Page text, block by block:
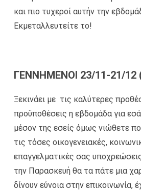
και πιο τυχεροί αυτήν την
Εκμεταλλευτείτε το!
ΓΕΝΝΗΜΕΝΟΙ 23/11-21/
Ξεκινάει με τις καλύτερες
προϋποθέσεις η εβδομάδα για
μέσον της εσείς όμως νιώθετε
τις τόσες οικογενειακές,
επαγγελματικές σας
την Παρασκευή θα τα πάτε μια
δίνουν εύνοια στην επικοινωνία,